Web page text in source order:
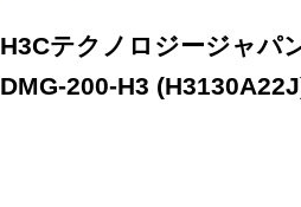
H3Cテクノロジージャパ
DMG-200-H3